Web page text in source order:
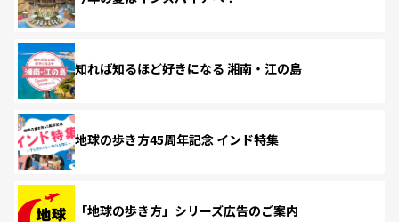
知れば知るほど好きになる 湘南・江の島
地球の歩き方45周年記念 インド特集
「地球の歩き方」シリーズ広告のご案内